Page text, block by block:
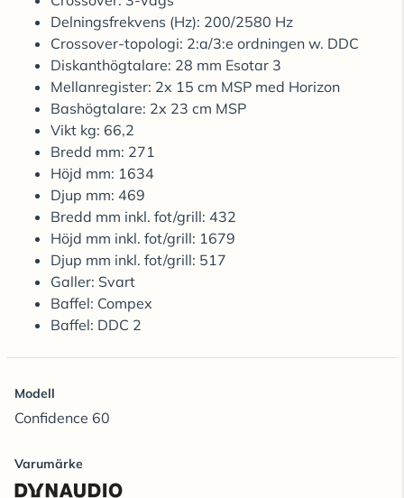
Delningsfrekvens (Hz): 200/2580 Hz
Crossover-topologi: 2:a/3:e ordningen w. DDC
Diskanthögtalare: 28 mm Esotar 3
Mellanregister: 2x 15 cm MSP med Horizon
Bashögtalare: 2x 23 cm MSP
Vikt kg: 66,2
Bredd mm: 271
Höjd mm: 1634
Djup mm: 469
Bredd mm inkl. fot/grill: 432
Höjd mm inkl. fot/grill: 1679
Djup mm inkl. fot/grill: 517
Galler: Svart
Baffel: Compex
Baffel: DDC 2
Modell
Confidence 60
Varumärke